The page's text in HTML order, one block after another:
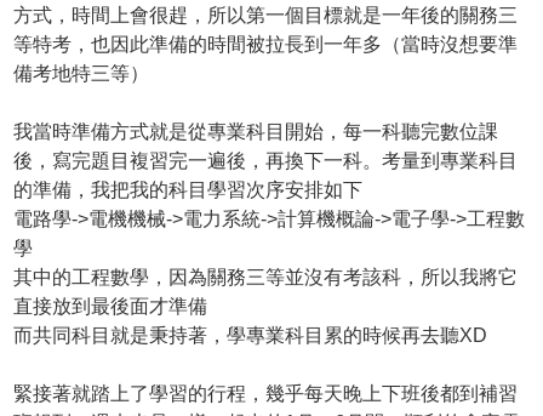
方式，時間上會很趕，所以第一個目標就是一年後的關務三
等特考，也因此準備的時間被拉長到一年多（當時沒想要準
備考地特三等）
我當時準備方式就是從專業科目開始，每一科聽完數位課
後，寫完題目複習完一遍後，再換下一科。考量到專業科目
的準備，我把我的科目學習次序安排如下
電路學->電機機械->電力系統->計算機概論->電子學->工程數
學
其中的工程數學，因為關務三等並沒有考該科，所以我將它
直接放到最後面才準備
而共同科目就是秉持著，學專業科目累的時候再去聽XD
緊接著就踏上了學習的行程，幾乎每天晚上下班後都到補習